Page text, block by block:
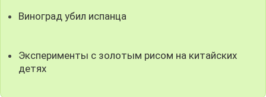
Виноград убил испанца
Эксперименты с золотым рисом на китайских
детях